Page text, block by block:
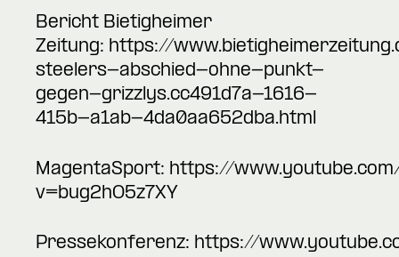
Bericht Bietigheimer
Zeitung: https://
steelers-abschied-ohne-punkt-
gegen-grizzlys.cc491d7a-1616-
415b-a1ab-4da0aa652dba.html
MagentaSport: https://
v=bug2hO5z7XY
Pressekonferenz: https://